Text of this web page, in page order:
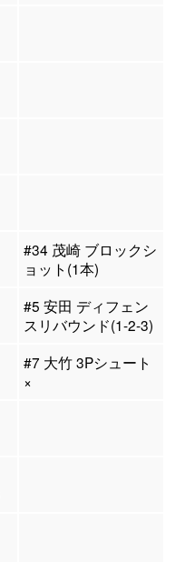
#34 茂崎 ブロックシ
ョット(1本)
#5 安田 ディフェン
スリバウンド(1-2-3)
#7 大竹 3Pシュート
×